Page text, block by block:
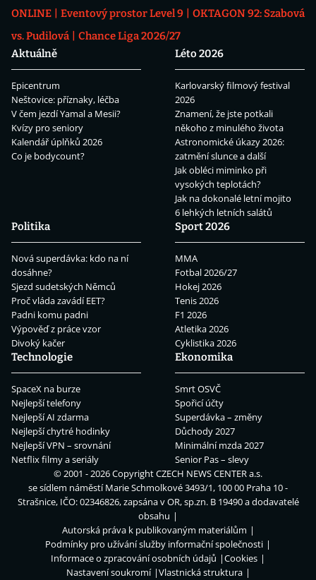
ONLINE
Eventový prostor Level 9
OKTAGON 92: Szabová
vs. Pudilová
Chance Liga 2026/27
Aktuálně
Epicentrum
Neštovice: příznaky, léčba
V čem jezdí Yamal a Mesii?
Kvízy pro seniory
Kalendář úplňků 2026
Co je bodycount?
Léto 2026
Karlovarský filmový festival
2026
Znamení, že jste potkali
někoho z minulého života
Astronomické úkazy 2026:
zatmění slunce a další
Jak obléci miminko při
vysokých teplotách?
Jak na dokonalé letní mojito
6 lehkých letních salátů
Politika
Nová superdávka: kdo na ní
dosáhne?
Sjezd sudetských Němců
Proč vláda zavádí EET?
Padni komu padni
Výpověď z práce vzor
Divoký kačer
Sport 2026
MMA
Fotbal 2026/27
Hokej 2026
Tenis 2026
F1 2026
Atletika 2026
Cyklistika 2026
Technologie
SpaceX na burze
Nejlepší telefony
Nejlepší AI zdarma
Nejlepší chytré hodinky
Nejlepší VPN – srovnání
Netflix filmy a seriály
Ekonomika
Smrt OSVČ
Spořicí účty
Superdávka – změny
Důchody 2027
Minimální mzda 2027
Senior Pas – slevy
© 2001 - 2026 CopyrightCZECH NEWS CENTER a.s.
se sídlem náměstí Marie Schmolkové 3493/1, 100 00 Praha 10 -
Strašnice, IČO: 02346826, zapsána v OR, sp.zn. B 19490 a dodavatelé
obsahu
Autorská práva k publikovaným materiálům
Podmínky pro užívání služby informační společnosti
Informace o zpracování osobních údajů
Cookies
Nastavení soukromí
Vlastnická struktura